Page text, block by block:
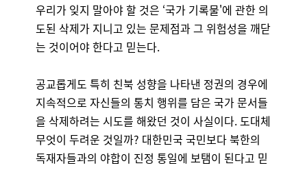
우리가 잊지 말아야 할 것은 ‘국가 기록물'에 관한 의
도된 삭제가 지니고 있는 문제점과 그 위험성을 깨닫
는 것이어야 한다고 믿는다.
공교롭게도 특히 친북 성향을 나타낸 정권의 경우에
지속적으로 자신들의 통치 행위를 담은 국가 문서들
을 삭제하려는 시도를 해왔던 것이 사실이다. 도대체
무엇이 두려운 것일까? 대한민국 국민보다 북한의
독재자들과의 야합이 진정 통일에 보탬이 된다고 믿